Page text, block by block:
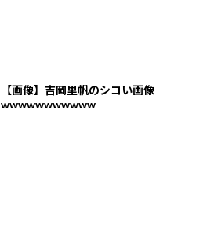
【画像】吉岡里帆のシコい画像
wwwwwwwwwww